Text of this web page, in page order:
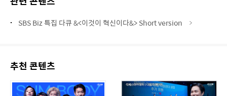
SBS Biz 특집 다큐 &<이것이 혁신이다&> Short version
추천 콘텐츠